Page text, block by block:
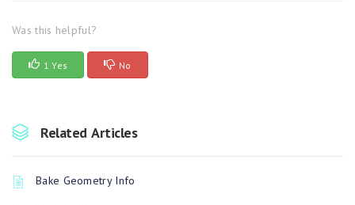
Was this helpful?
1 Yes No
Related Articles
Bake Geometry Info